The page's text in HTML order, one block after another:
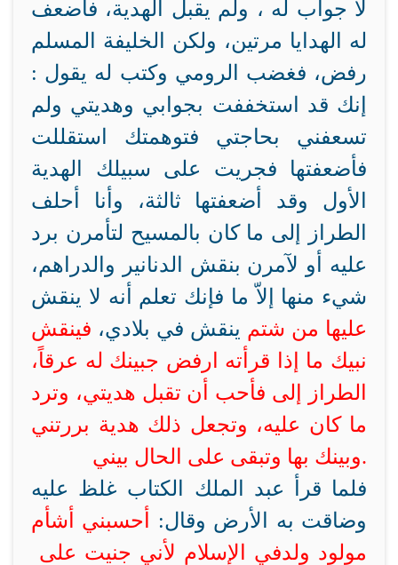
لا جواب له ، ولم يقبل الهدية، فأضعف
له الهدايا مرتين، ولكن الخليفة المسلم
رفض، فغضب الرومي وكتب له يقول :
إنك قد استخففت بجوابي وهديتي ولم
تسعفني بحاجتي فتوهمتك استقللت
الهدية
فأضعفتها فجريت على سبيلك
الأول وقد أضعفتها ثالثة، وأنا أحلف
بالمسيح لتأمرن برد الطراز إلى ما كان
عليه أو لآمرن بنقش الدنانير والدراهم،
فإنك تعلم أنه لا ينقش شيء منها إلاّ ما
ينقش في بلادي، فينقش
عليها من شتم
نبيك ما إذا قرأته ارفض جبينك له عرقاً،
فأحب أن تقبل هديتي، وترد الطراز إلى
ما كان عليه، وتجعل ذلك هدية بررتني
بها وتبقى على الحال بيني وبينك.
فلما قرأ عبد الملك الكتاب غلظ عليه
وضاقت به الأرض وقال:
أحسبني أشأم
مولود ولدفي الإسلام لأني جنيت على